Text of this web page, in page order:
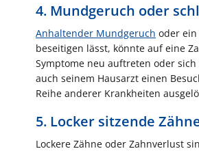
4. Mundgeruch oder
Anhaltender Mundgeruch oder
beseitigen lässt, könnte auf eine
Symptome neu auftreten oder
auch seinem Hausarzt einen
Reihe anderer Krankheiten
5. Locker sitzende
Lockere Zähne oder Zahnverlust